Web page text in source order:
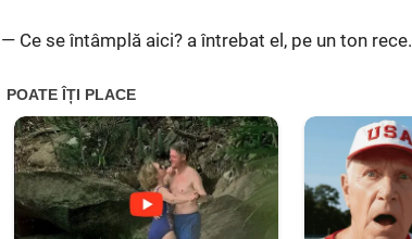
— Ce se întâmplă aici? a întrebat el, pe un ton rece.